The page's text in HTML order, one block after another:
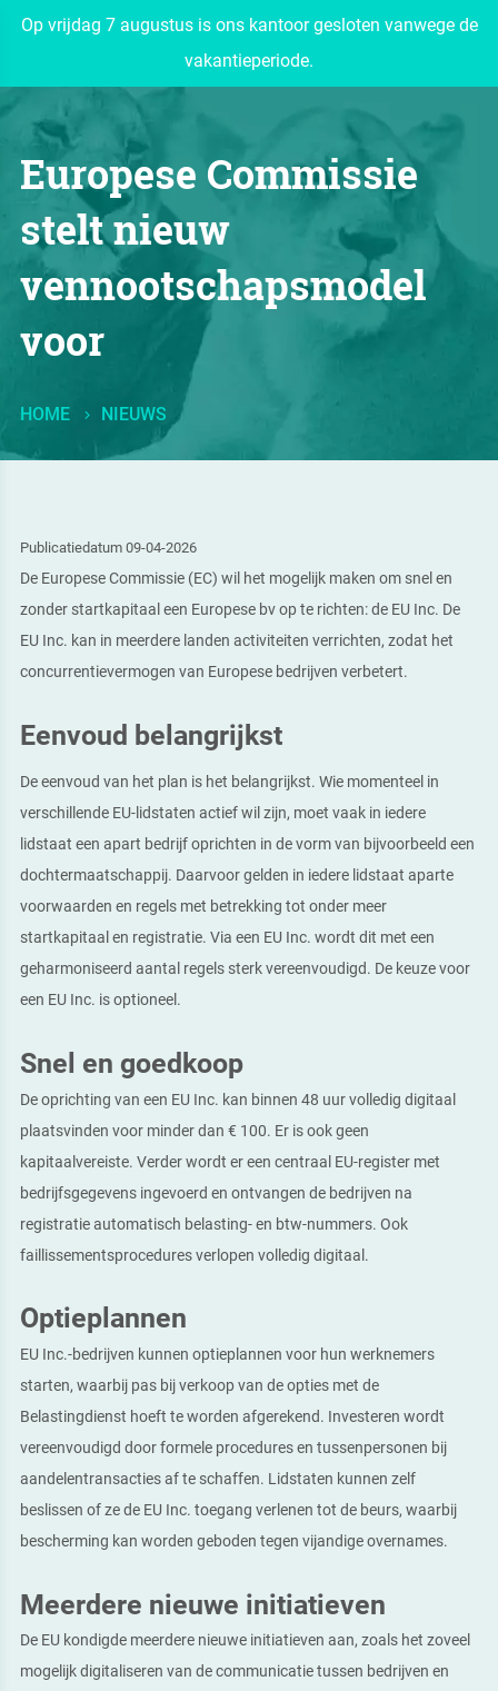
Op vrijdag 7 augustus is ons kantoor gesloten vanwege de
vakantieperiode.
Europese Commissie
stelt nieuw
vennootschapsmodel
voor
HOME NIEUWS
Publicatiedatum 09-04-2026
De Europese Commissie (EC) wil het mogelijk maken om snel en
zonder startkapitaal een Europese bv op te richten: de EU Inc. De
EU Inc. kan in meerdere landen activiteiten verrichten, zodat het
concurrentievermogen van Europese bedrijven verbetert.
Eenvoud belangrijkst
De eenvoud van het plan is het belangrijkst. Wie momenteel in
verschillende EU-lidstaten actief wil zijn, moet vaak in iedere
lidstaat een apart bedrijf oprichten in de vorm van bijvoorbeeld een
dochtermaatschappij. Daarvoor gelden in iedere lidstaat aparte
voorwaarden en regels met betrekking tot onder meer
startkapitaal en registratie. Via een EU Inc. wordt dit met een
geharmoniseerd aantal regels sterk vereenvoudigd. De keuze voor
een EU Inc. is optioneel.
Snel en goedkoop
De oprichting van een EU Inc. kan binnen 48 uur volledig digitaal
plaatsvinden voor minder dan € 100. Er is ook geen
kapitaalvereiste. Verder wordt er een centraal EU-register met
bedrijfsgegevens ingevoerd en ontvangen de bedrijven na
registratie automatisch belasting- en btw-nummers. Ook
faillissementsprocedures verlopen volledig digitaal.
Optieplannen
EU Inc.-bedrijven kunnen optieplannen voor hun werknemers
starten, waarbij pas bij verkoop van de opties met de
Belastingdienst hoeft te worden afgerekend. Investeren wordt
vereenvoudigd door formele procedures en tussenpersonen bij
aandelentransacties af te schaffen. Lidstaten kunnen zelf
beslissen of ze de EU Inc. toegang verlenen tot de beurs, waarbij
bescherming kan worden geboden tegen vijandige overnames.
Meerdere nieuwe initiatieven
De EU kondigde meerdere nieuwe initiatieven aan, zoals het zoveel
mogelijk digitaliseren van de communicatie tussen bedrijven en